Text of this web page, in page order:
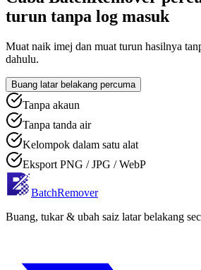
turun tanpa log masuk
Muat naik imej dan muat turun hasilnya
dahulu.
Buang latar belakang percuma
Tanpa akaun
Tanpa tanda air
Kelompok dalam satu alat
Eksport PNG / JPG / WebP
BatchRemover
Buang, tukar & ubah saiz latar belakang